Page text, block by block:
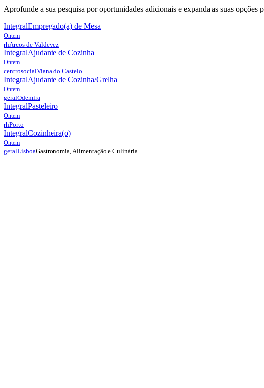
Aprofunde a sua pesquisa por oportunidades adicionais e expanda as suas opções
IntegralEmpregado(a) de Mesa
Ontem
rhArcos de Valdevez
IntegralAjudante de Cozinha
Ontem
centrosocialViana do Castelo
IntegralAjudante de Cozinha/Grelha
Ontem
geralOdemira
IntegralPasteleiro
Ontem
rhPorto
IntegralCozinheira(o)
Ontem
geralLisboaGastronomia, Alimentação e Culinária